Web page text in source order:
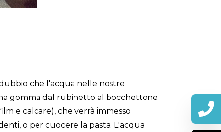
dubbio che l'acqua nelle nostre
gomma dal rubinetto al bocchettone
e calcare), che verrà immesso
o per cuocere la pasta. L'acqua